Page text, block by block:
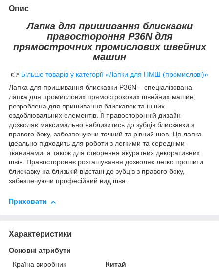
Опис
Лапка для пришивання блискавки
правостороння P36N для
прямострочних промислових швейних
машин
👉 Більше товарів у категорії «Лапки для ПМШ (промислові)»
Лапка для пришивання блискавки P36N – спеціалізована
лапка для промислових прямострокових швейних машин,
розроблена для пришивання блискавок та інших
оздоблювальних елементів. Її правосторонній дизайн
дозволяє максимально наблизитись до зубців блискавки з
правого боку, забезпечуючи точний та рівний шов. Ця лапка
ідеально підходить для роботи з легкими та середніми
тканинами, а також для створення акуратних декоративних
швів. Правостороннє розташування дозволяє легко прошити
блискавку на близькій відстані до зубців з правого боку,
забезпечуючи професійний вид шва.
Приховати
Характеристики
Основні атрибути
Країна виробник
Китай